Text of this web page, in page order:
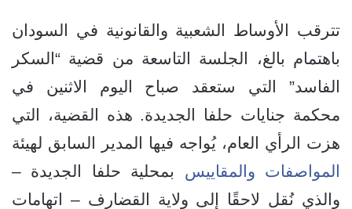
تترقب الأوساط الشعبية والقانونية في السودان
باهتمام بالغ، الجلسة التاسعة من قضية “السكر
الفاسد” التي ستعقد صباح اليوم الاثنين في
محكمة جنايات حلفا الجديدة. هذه القضية، التي
هزت الرأي العام، يُواجه فيها المدير السابق لهيئة
المواصفات والمقاييس بمحلية حلفا الجديدة –
والذي نُقل لاحقًا إلى ولاية القضارف – اتهامات